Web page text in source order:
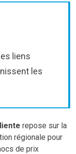
liens
les
repose sur la
régionale pour
de prix